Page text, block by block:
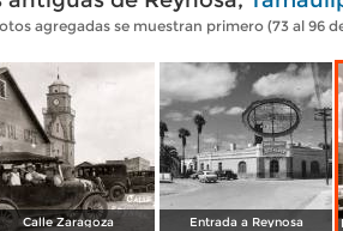
agregadas se muestran primero (73 al 96 de
Calle Zaragoza Entrada a Reynosa